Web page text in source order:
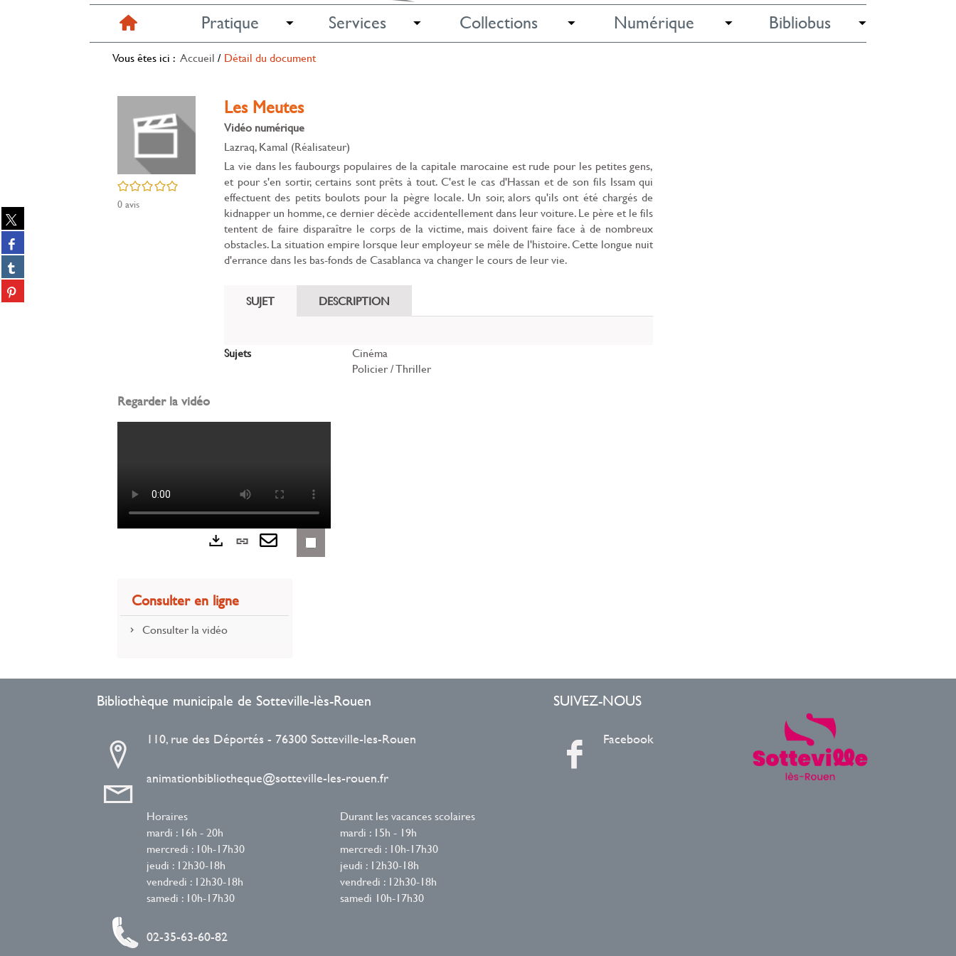
Vous êtes ici : Accueil / Détail du document
Pratique Services Collections Numérique Bibliobus
Partager
sur
twitter
(Nouvelle
fenêtre)
Partager
sur
facebook
(Nouvelle
fenêtre)
Partager
sur
tumblr
Partager
sur
/5
0avis
Les Meutes
Vidéo numérique
Lazraq, Kamal (Réalisateur)
La vie dans les faubourgs populaires de la capitale marocaine est rude pour les petites gens,
et pour s'en sortir, certains sont prêts à tout. C'est le cas d'Hassan et de son fils Issam qui
effectuent des petits boulots pour la pègre locale. Un soir, alors qu'ils ont été chargés de
kidnapper un homme, ce dernier décède accidentellement dans leur voiture. Le père et le fils
tentent de faire disparaître le corps de la victime, mais doivent faire face à de nombreux
obstacles. La situation empire lorsque leur employeur se mêle de l'histoire. Cette longue nuit
d'errance dans les bas-fonds de Casablanca va changer le cours de leur vie.
SUJET DESCRIPTION
Sujets
Cinéma
Policier / Thriller
Regarder la vidéo
Lien
permanent
fenêtre)
Envoyer
mail
Consulter en ligne
Consulter la vidéo
Bibliothèque municipale de Sotteville-lès-Rouen
110, rue des Déportés - 76300 Sotteville-les-Rouen
animationbibliotheque@sotteville-les-rouen.fr
Horaires
Durant les vacances scolaires
mardi : 16h - 20h
mardi : 15h - 19h
mercredi : 10h-17h30
mercredi : 10h-17h30
jeudi : 12h30-18h
jeudi : 12h30-18h
vendredi : 12h30-18h
vendredi : 12h30-18h
samedi : 10h-17h30
samedi 10h-17h30
02-35-63-60-82
SUIVEZ-NOUS
Facebook